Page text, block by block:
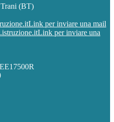
(BT)
Link per inviare una mail
Link per inviare una